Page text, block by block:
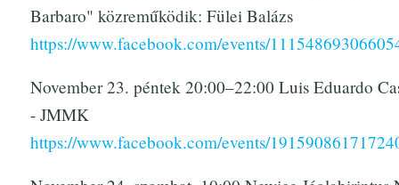
Barbaro" közreműködik: Fülei Balázs
https://www.facebook.com/events/
November 23. péntek 20:00–22:00 Luis Eduardo
- JMMK
https://www.facebook.com/events/